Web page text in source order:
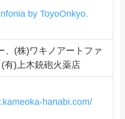
by ToyoOnkyo.
、(株)ワキノアートファ
有)上木銃砲火薬店
hanabi.com/